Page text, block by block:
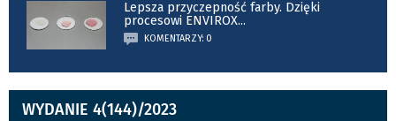
Lepsza przyczepność farby. Dzięki
procesowi ENVIROX...
KOMENTARZY: 0
WYDANIE 4(144)/2023